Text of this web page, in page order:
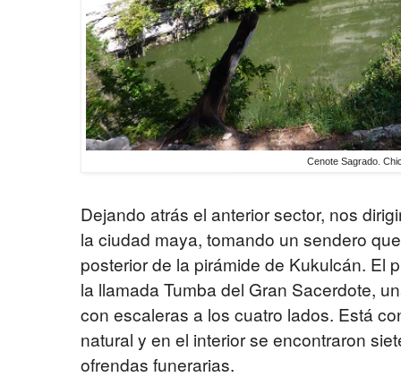
Cenote Sagrado.
Dejando atrás el anterior sector, nos
la ciudad maya, tomando un sendero
posterior de la pirámide de Kukulcán. El
la llamada Tumba del Gran Sacerdote,
con escaleras a los cuatro lados. Está
natural y en el interior se encontraron
ofrendas funerarias.